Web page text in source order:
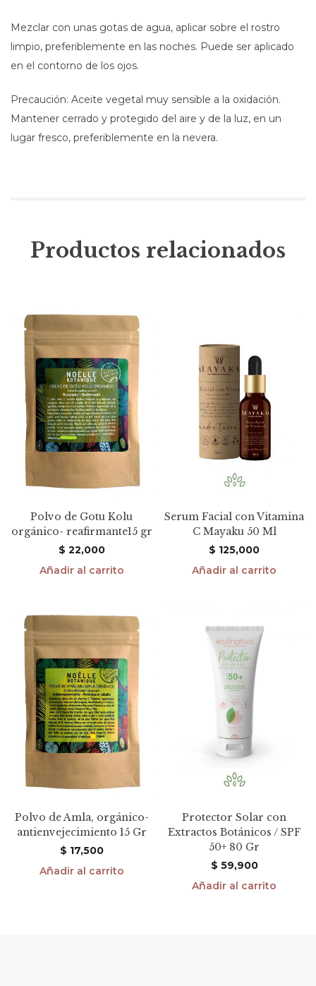
Mezclar con unas gotas de agua, aplicar sobre el rostro
limpio, preferiblemente en las noches. Puede ser aplicado
en el contorno de los ojos.
Precaución: Aceite vegetal muy sensible a la oxidación.
Mantener cerrado y protegido del aire y de la luz, en un
lugar fresco, preferiblemente en la nevera.
Productos relacionados
Polvo de Gotu Kolu
orgánico- reafirmante15 gr
$ 22,000
Añadir al carrito
Serum Facial con Vitamina
C Mayaku 50 Ml
$ 125,000
Añadir al carrito
Polvo de Amla, orgánico-
antienvejecimiento 15 Gr
$ 17,500
Añadir al carrito
Protector Solar con
Extractos Botánicos / SPF
50+ 80 Gr
$ 59,900
Añadir al carrito